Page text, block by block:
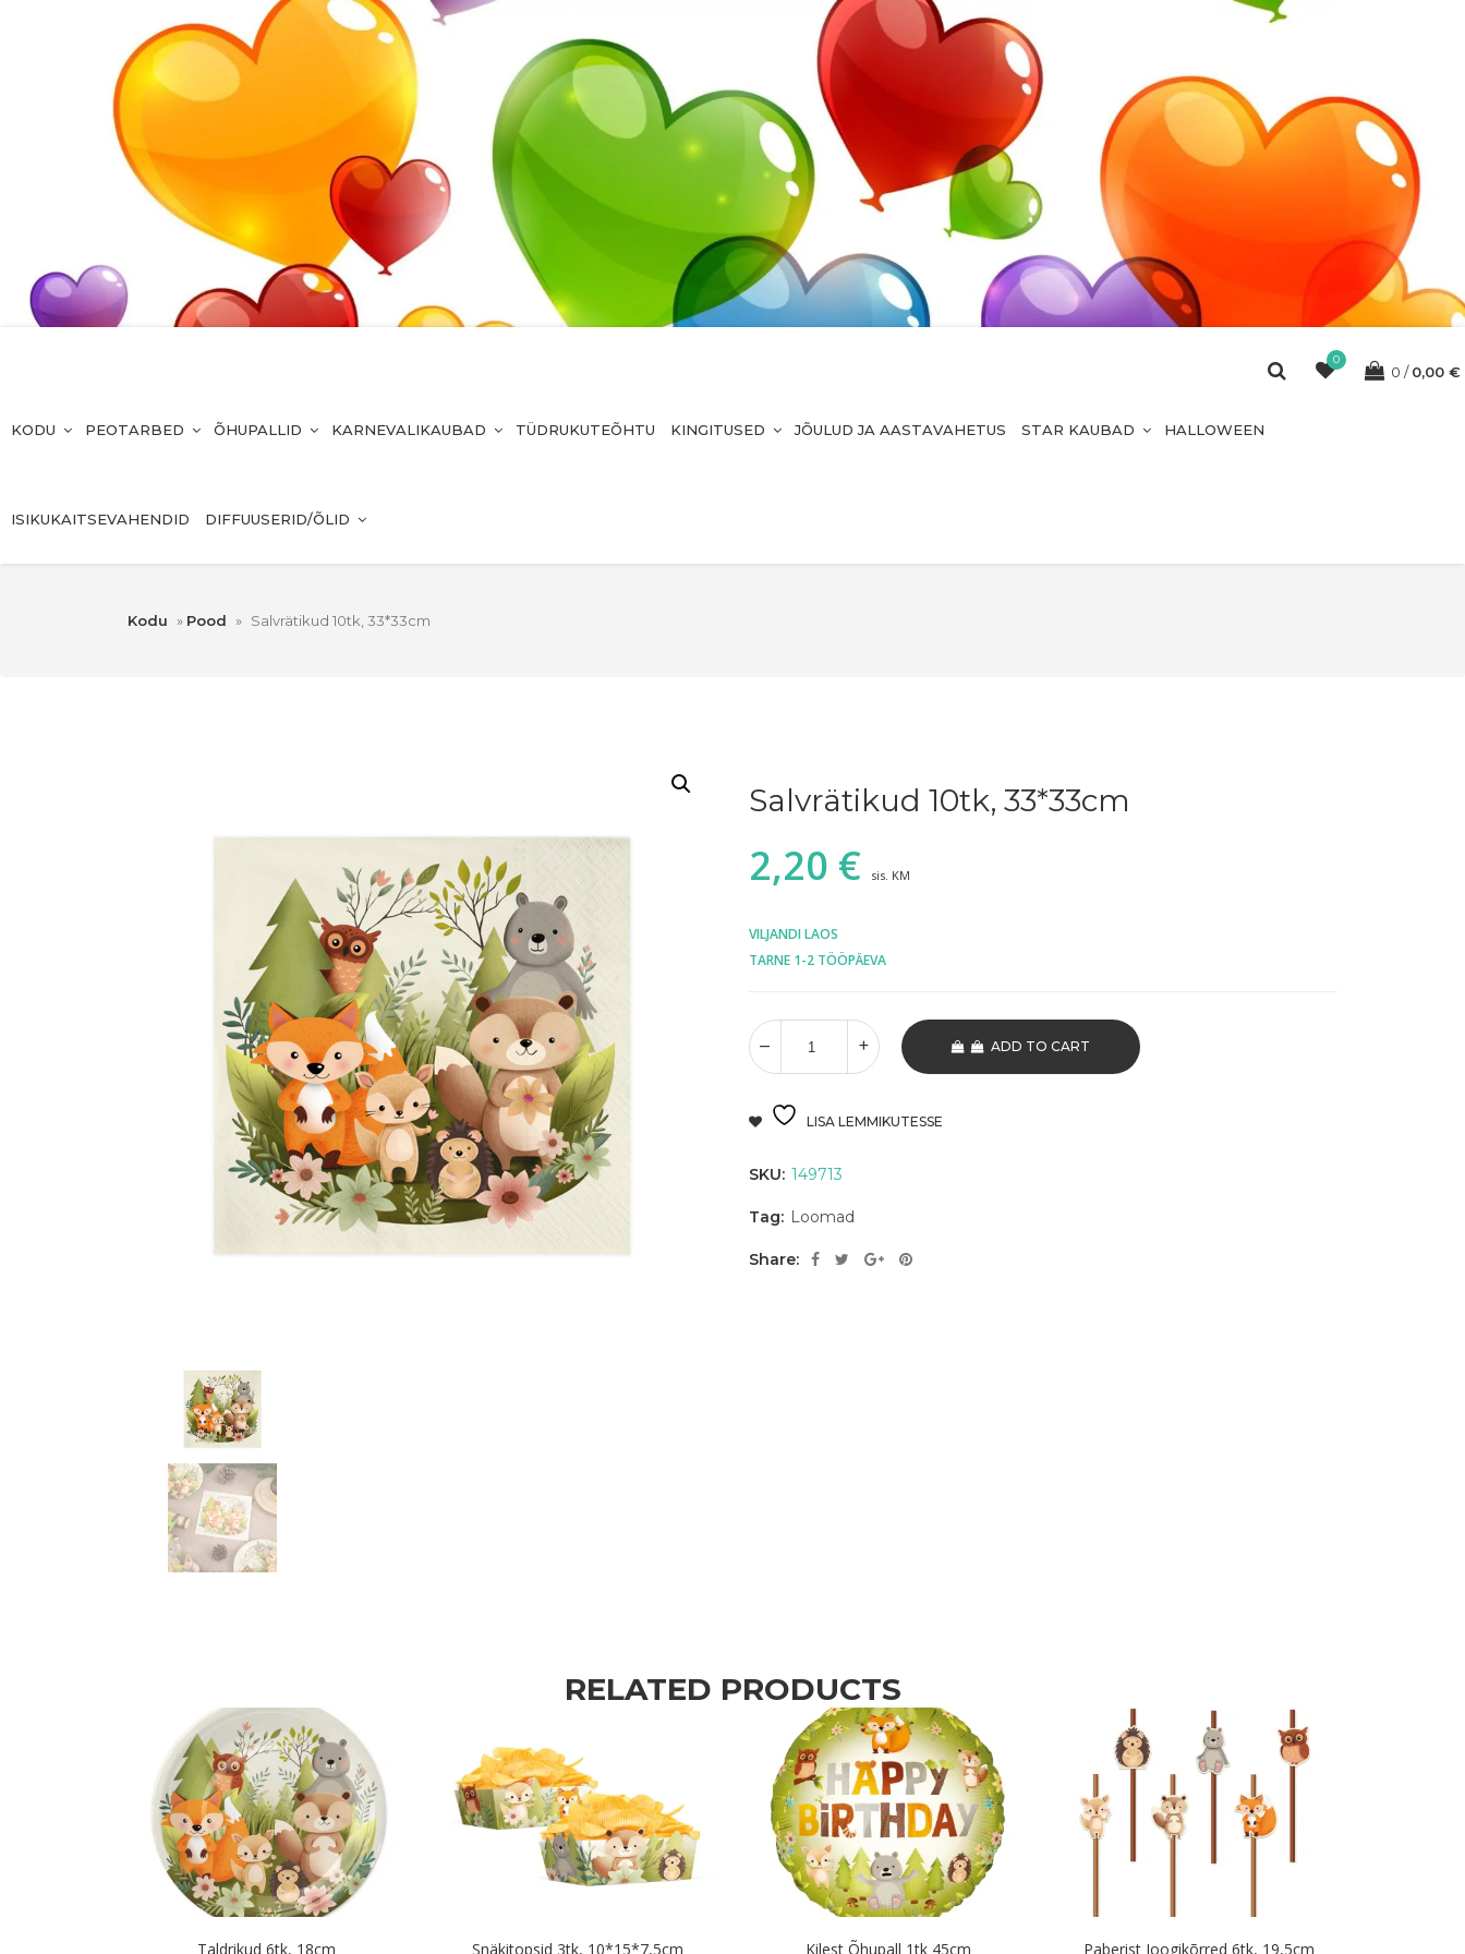
0
0 0,00 €
KODU PEOTARBED ÕHUPALLID KARNEVALIKAUBAD TÜDRUKUTEÕHTU KINGITUSED JÕULUD JA AASTAVAHETUS STAR KAUBAD HALLOWEEN
ISIKUKAITSEVAHENDID DIFFUUSERID/ÕLID
Kodu » Pood » Salvrätikud 10tk, 33*33cm
Salvrätikud 10tk, 33*33cm
2,20 € sis. KM
VILJANDI LAOS
TARNE 1-2 TÖÖPÄEVA
ADD TO CART
LISA LEMMIKUTESSE
SKU: 149713
Tag: Loomad
Share:
RELATED PRODUCTS
Taldrikud 6tk, 18cm
Snäkitopsid 3tk, 10*15*7,5cm
Kilest Õhupall 1tk 45cm
Paberist Joogikõrred 6tk, 19,5cm